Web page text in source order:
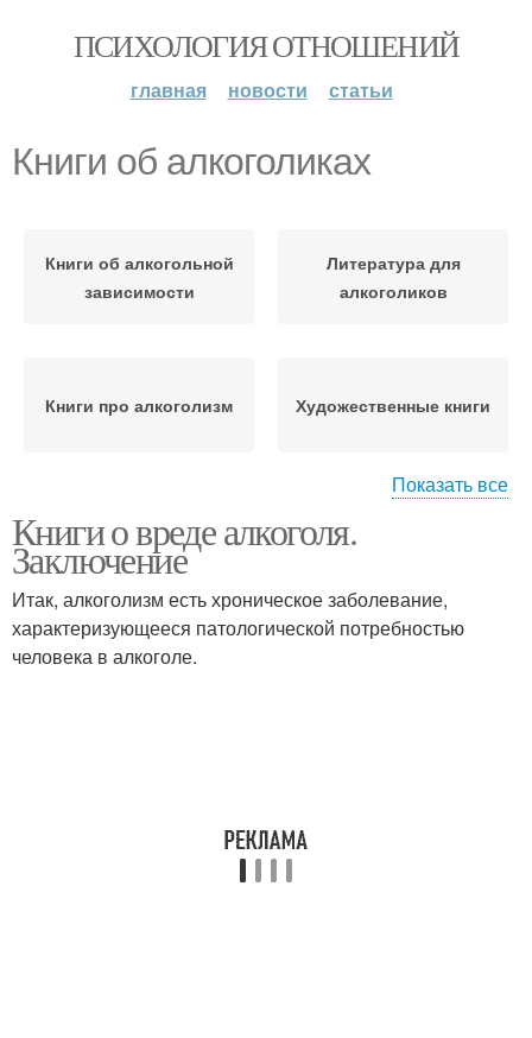
ПСИХОЛОГИЯ ОТНОШЕНИЙ
главная новости статьи
Книги об алкоголиках
Книги об алкогольной
зависимости
Литература для
алкоголиков
Книги про алкоголизм Художественные книги
Книги про алкоголиков Книги об отказе
Показать все
Книги о вреде алкоголя.
Заключение
Итак, алкоголизм есть хроническое заболевание,
характеризующееся патологической потребностью
человека в алкоголе.